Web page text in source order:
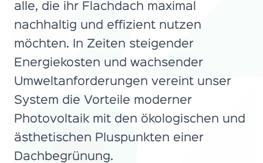
alle, die ihr Flachdach maximal
nachhaltig und effizient nutzen
möchten. In Zeiten steigender
Energiekosten und wachsender
Umweltanforderungen vereint unser
System die Vorteile moderner
Photovoltaik mit den ökologischen und
ästhetischen Pluspunkten einer
Dachbegrünung.